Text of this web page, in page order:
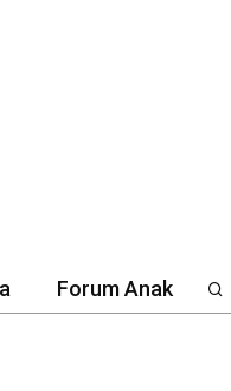
Forum Anak